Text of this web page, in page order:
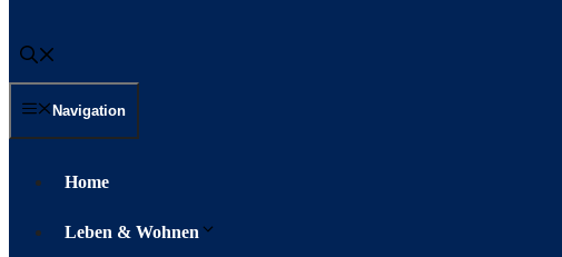
Navigation
Home
Leben & Wohnen